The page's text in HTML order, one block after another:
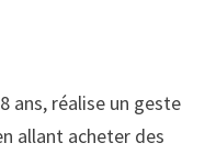
ans, réalise un geste
allant acheter des